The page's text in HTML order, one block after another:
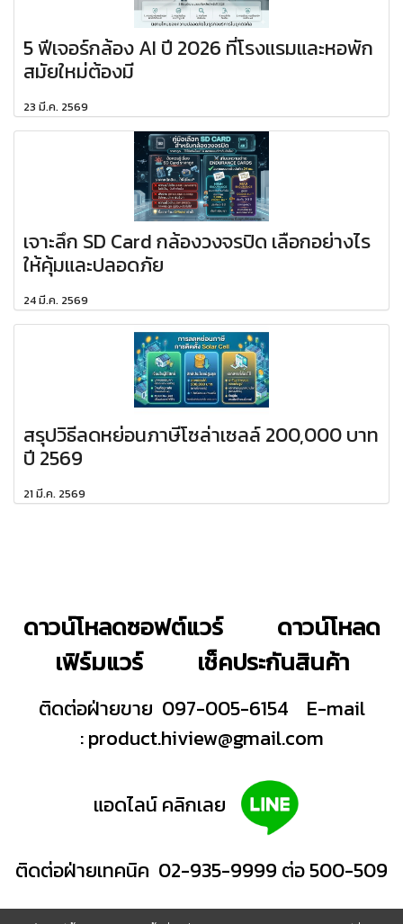
5 ฟีเจอร์กล้อง AI ปี 2026 ที่โรงแรมและหอพัก
สมัยใหม่ต้องมี
23 มี.ค. 2569
เจาะลึก SD Card กล้องวงจรปิด เลือกอย่างไร
ให้คุ้มและปลอดภัย
24 มี.ค. 2569
สรุปวิธีลดหย่อนภาษีโซล่าเซลล์ 200,000 บาท
ปี 2569
21 มี.ค. 2569
ดาวน์โหลดซอฟต์แวร์
ดาวน์โหลด
เฟิร์มแวร์
เช็คประกันสินค้า
ติดต่อฝ่ายขาย 097-005-6154
E-mail
:product.hiview@gmail.com
แอดไลน์ คลิกเลย
ติดต่อฝ่ายเทคนิค 02-935-9999 ต่อ 500-509